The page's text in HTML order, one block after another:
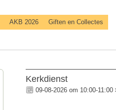
AKB 2026 Giften en Collectes
Kerkdienst
09-08-2026 om 10:00-11:00